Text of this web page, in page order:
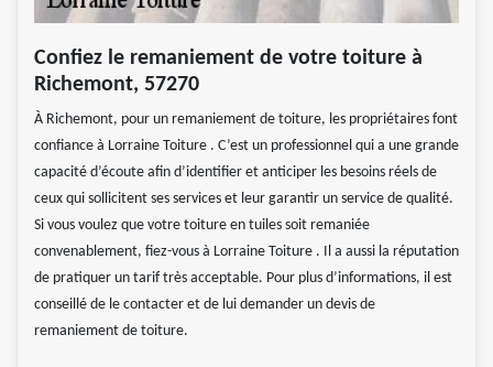
Confiez le remaniement de votre toiture à
Richemont, 57270
À Richemont, pour un remaniement de toiture, les propriétaires font
confiance à Lorraine Toiture . C’est un professionnel qui a une grande
capacité d’écoute afin d’identifier et anticiper les besoins réels de
ceux qui sollicitent ses services et leur garantir un service de qualité.
Si vous voulez que votre toiture en tuiles soit remaniée
convenablement, fiez-vous à Lorraine Toiture . Il a aussi la réputation
de pratiquer un tarif très acceptable. Pour plus d’informations, il est
conseillé de le contacter et de lui demander un devis de
remaniement de toiture.